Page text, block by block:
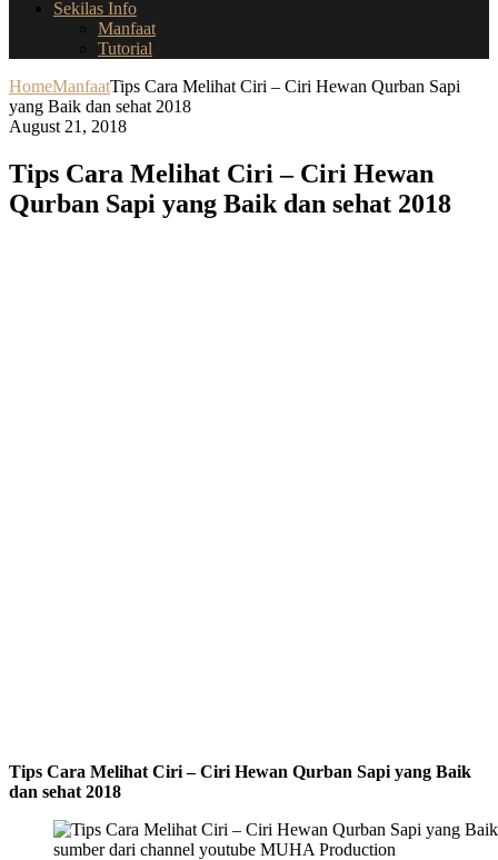
Sekilas Info
Manfaat
Tutorial
HomeManfaatTips Cara Melihat Ciri – Ciri Hewan Qurban Sapi
yang Baik dan sehat 2018
August 21, 2018
Tips Cara Melihat Ciri – Ciri Hewan
Qurban Sapi yang Baik dan sehat 2018
Tips Cara Melihat Ciri – Ciri Hewan Qurban Sapi yang Baik
dan sehat 2018
sumber dari channel youtube MUHA Production